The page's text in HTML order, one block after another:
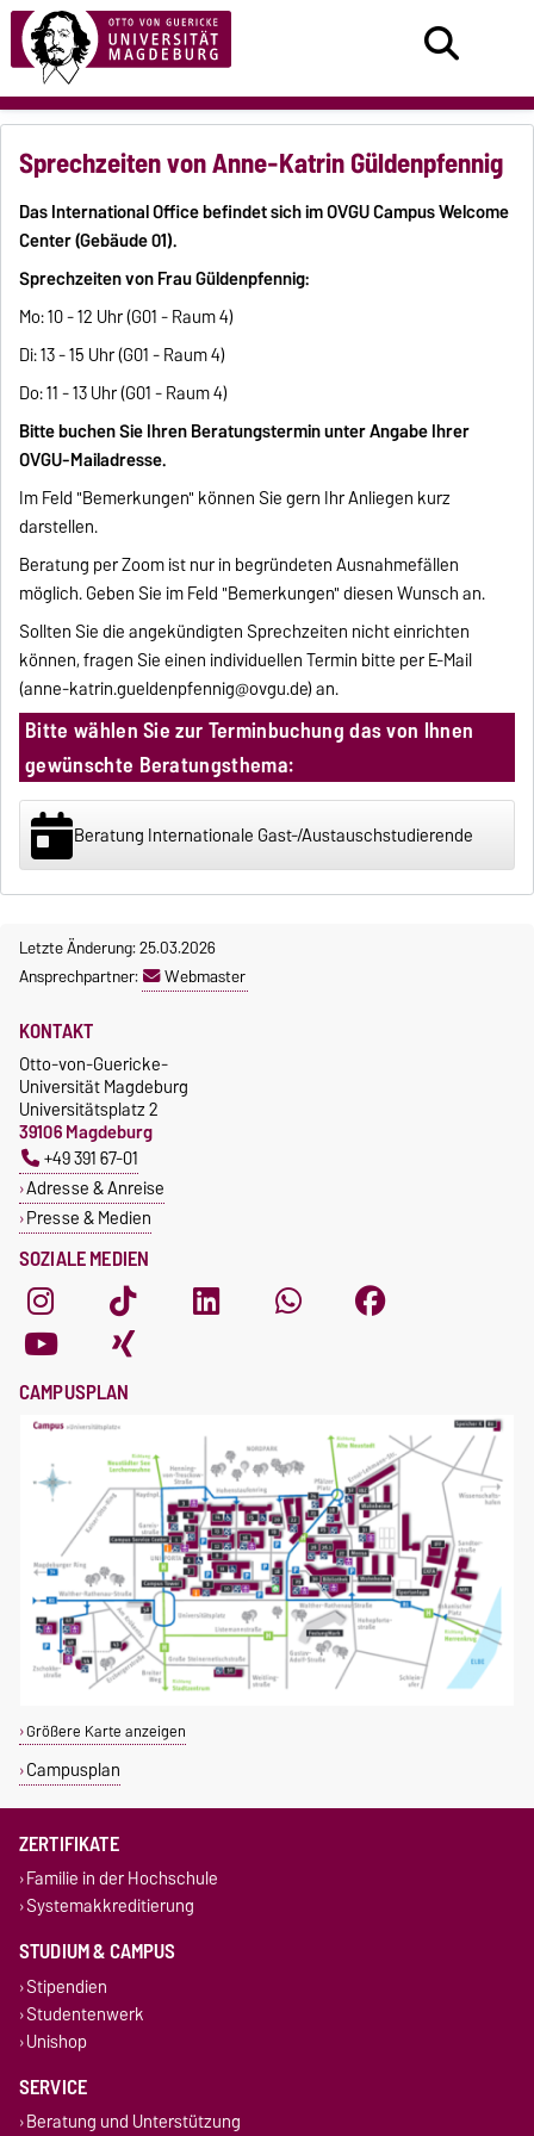
Sprechzeiten von Anne-Katrin Güldenpfennig
Das International Office befindet sich im OVGU Campus Welcome
Center (Gebäude 01).
Sprechzeiten von Frau Güldenpfennig:
Mo: 10 - 12 Uhr (G01 - Raum 4)
Di: 13 - 15 Uhr (G01 - Raum 4)
Do: 11 - 13 Uhr (G01 - Raum 4)
Bitte buchen Sie Ihren Beratungstermin unter Angabe Ihrer
OVGU-Mailadresse.
Im Feld "Bemerkungen" können Sie gern Ihr Anliegen kurz
darstellen.
Beratung per Zoom ist nur in begründeten Ausnahmefällen
möglich. Geben Sie im Feld "Bemerkungen" diesen Wunsch an.
Sollten Sie die angekündigten Sprechzeiten nicht einrichten
können, fragen Sie einen individuellen Termin bitte per E-Mail
(anne-katrin.gueldenpfennig@ovgu.de) an.
Bitte wählen Sie zur Terminbuchung das von Ihnen
gewünschte Beratungsthema:
Beratung Internationale Gast-/Austauschstudierende
Letzte Änderung: 25.03.2026
Ansprechpartner:
Webmaster
SOZIALE MEDIEN
KONTAKT
Otto-von-Guericke-
Universität Magdeburg
Universitätsplatz 2
39106 Magdeburg
+49 391 67-01
Adresse & Anreise
Presse & Medien
CAMPUSPLAN
Größere Karte anzeigen
Campusplan
ZERTIFIKATE
Familie in der Hochschule
Systemakkreditierung
STUDIUM & CAMPUS
Stipendien
Studentenwerk
Unishop
SERVICE
Beratung und Unterstützung